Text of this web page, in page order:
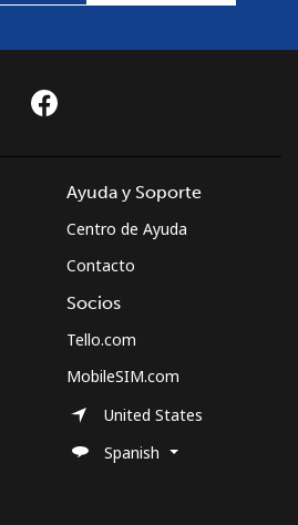
Ayuda y Soporte
Centro de Ayuda
Contacto
Socios
Tello.com
MobileSIM.com
United States
Spanish